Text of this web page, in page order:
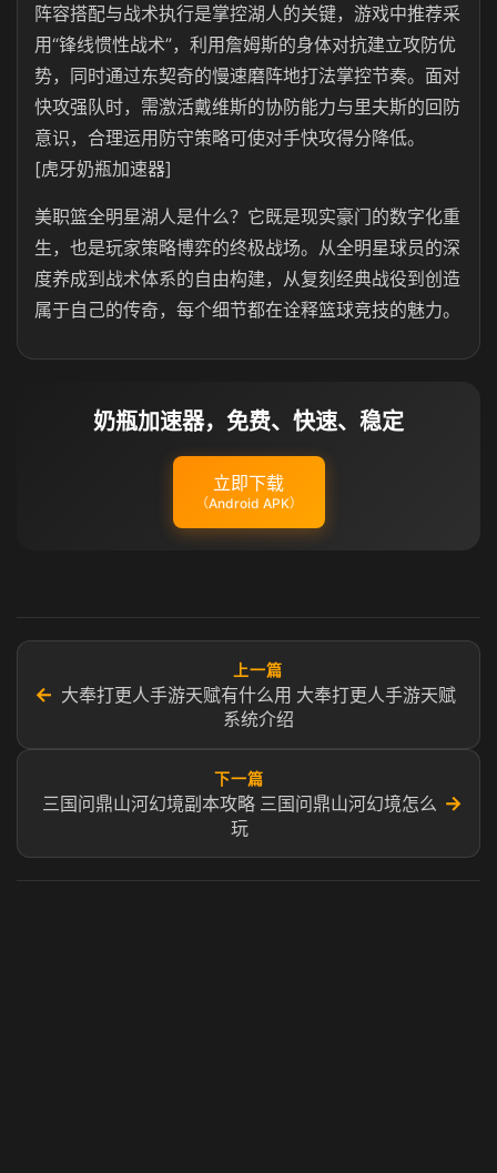
阵容搭配与战术执行是掌控湖人的关键，游戏中推荐采
用“锋线惯性战术”，利用詹姆斯的身体对抗建立攻防优
势，同时通过东契奇的慢速磨阵地打法掌控节奏。面对
快攻强队时，需激活戴维斯的协防能力与里夫斯的回防
意识，合理运用防守策略可使对手快攻得分降低。
[虎牙奶瓶加速器]
美职篮全明星湖人是什么？它既是现实豪门的数字化重
生，也是玩家策略博弈的终极战场。从全明星球员的深
度养成到战术体系的自由构建，从复刻经典战役到创造
属于自己的传奇，每个细节都在诠释篮球竞技的魅力。
奶瓶加速器，免费、快速、稳定
立即下载
（Android APK）
←
上一篇
大奉打更人手游天赋有什么用 大奉打更人手游天赋
系统介绍
下一篇
三国问鼎山河幻境副本攻略 三国问鼎山河幻境怎么
玩
→